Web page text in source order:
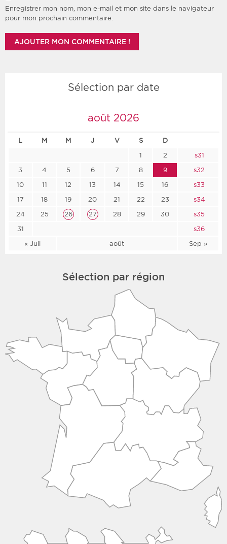
Enregistrer mon nom, mon e-mail et mon site dans le navigateur
pour mon prochain commentaire.
Sélection par date
août 2026
L M M J V S D
« Juil août Sep »
1 2
s31
3
4 5 6 7 8 9
s32
10
11 12 13 14 15 16
s33
17
18 19 20 21 22 23
s34
24
25 26 27 28 29 30
s35
31
s36
Sélection par région